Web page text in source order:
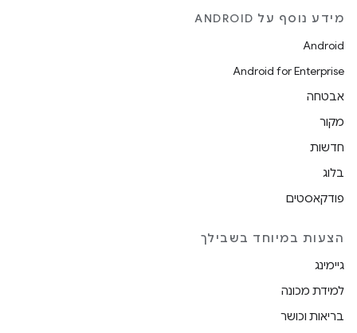
מידע נוסף על ANDROID
Android
Android for Enterprise
אבטחה
מקור
חדשות
בלוג
פודקאסטים
הצעות במיוחד בשבילך
גיימינג
למידת מכונה
בריאות וכושר